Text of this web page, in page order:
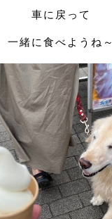
車に戻って
一緒に食べようね～